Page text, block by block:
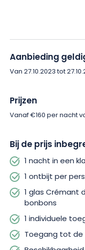
Wellness van het
het verwarmde
sterrenhammam of
tropische sauna. Een
ontspannen.
Om een vleugje
en handdoeken zijn
parkeergelegenheid.
Grijp deze kans om
liefdesverhaal! Boek
je wederhelft deze
Aanbieding
Van 27.10.2023 tot
Prijzen
Vanaf €160 per nacht
Bij de prijs
1 nacht in een
1 ontbijt per
1 glas Crémant
bonbons
1 individuele
Toegang tot